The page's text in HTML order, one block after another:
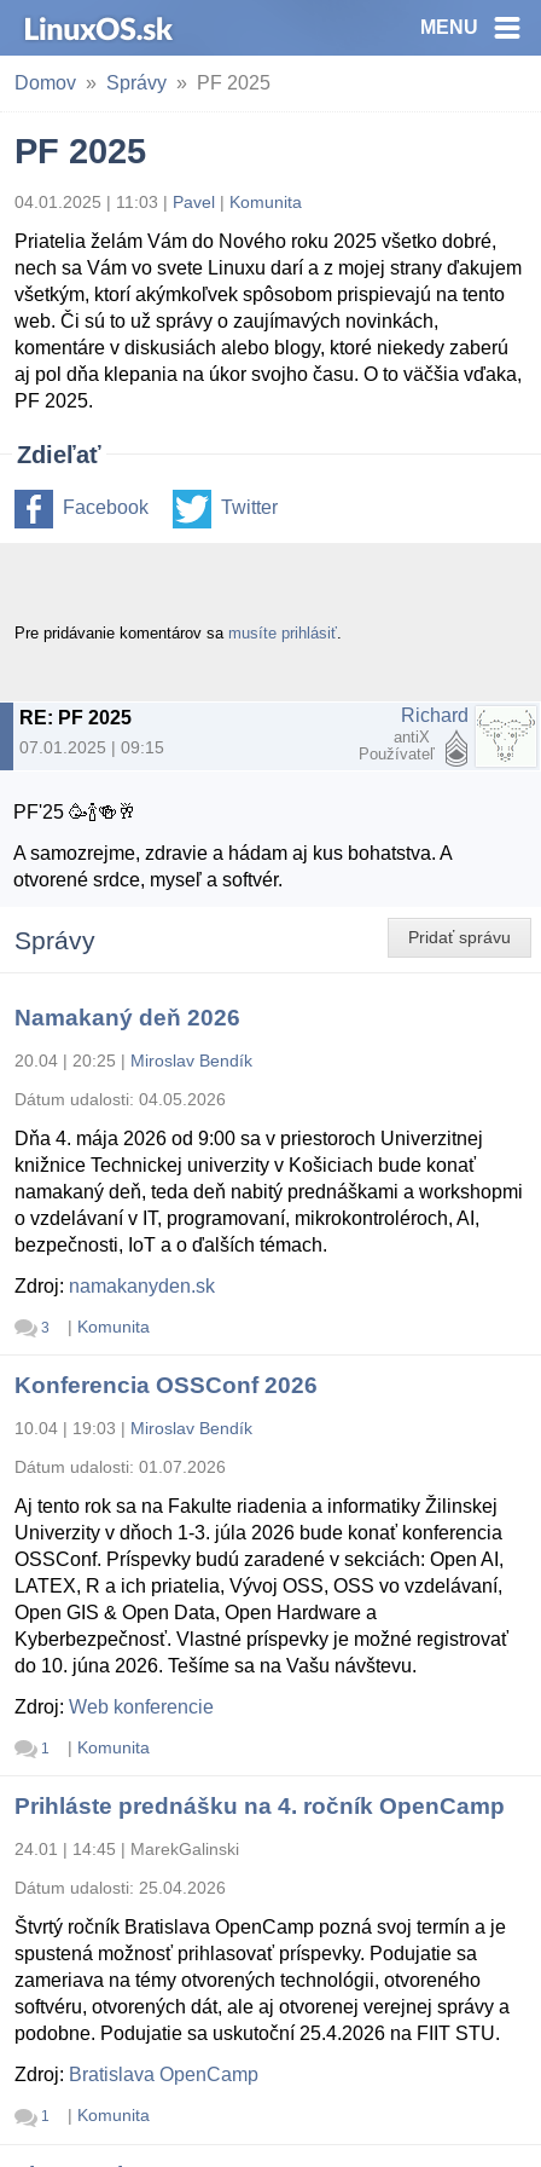
MENU
Domov Správy PF 2025
PF 2025
04.01.2025 | 11:03 | Pavel | Komunita
Priatelia želám Vám do Nového roku 2025 všetko dobré,
nech sa Vám vo svete Linuxu darí a z mojej strany ďakujem
všetkým, ktorí akýmkoľvek spôsobom prispievajú na tento
web. Či sú to už správy o zaujímavých novinkách,
komentáre v diskusiách alebo blogy, ktoré niekedy zaberú
aj pol dňa klepania na úkor svojho času. O to väčšia vďaka,
PF 2025.
Zdieľať
Facebook Twitter
Pre pridávanie komentárov sa musíte prihlásiť
RE: PF 2025
07.01.2025 | 09:15
Richard
antiX
Používateľ
PF'25 🥳🍾🍻🥂
A samozrejme, zdravie a hádam aj kus bohatstva. A
otvorené srdce, myseľ a softvér.
Pridať správu
Správy
Namakaný deň 2026
20.04 | 20:25 | Miroslav Bendík
Dátum udalosti: 04.05.2026
Dňa 4. mája 2026 od 9:00 sa v priestoroch Univerzitnej
knižnice Technickej univerzity v Košiciach bude konať
namakaný deň, teda deň nabitý prednáškami a workshopmi
o vzdelávaní v IT, programovaní, mikrokontroléroch, AI,
bezpečnosti, IoT a o ďalších témach.
Zdroj: namakanyden.sk
3 | Komunita
Konferencia OSSConf 2026
10.04 | 19:03 | Miroslav Bendík
Dátum udalosti: 01.07.2026
Aj tento rok sa na Fakulte riadenia a informatiky Žilinskej
Univerzity v dňoch 1-3. júla 2026 bude konať konferencia
OSSConf. Príspevky budú zaradené v sekciách: Open AI,
LATEX, R a ich priatelia, Vývoj OSS, OSS vo vzdelávaní,
Open GIS & Open Data, Open Hardware a
Kyberbezpečnosť. Vlastné príspevky je možné registrovať
do 10. júna 2026. Tešíme sa na Vašu návštevu.
Zdroj: Web konferencie
1 | Komunita
Prihláste prednášku na 4. ročník OpenCamp
24.01 | 14:45 | MarekGalinski
Dátum udalosti: 25.04.2026
Štvrtý ročník Bratislava OpenCamp pozná svoj termín a je
spustená možnosť prihlasovať príspevky. Podujatie sa
zameriava na témy otvorených technológii, otvoreného
softvéru, otvorených dát, ale aj otvorenej verejnej správy a
podobne. Podujatie sa uskutoční 25.4.2026 na FIIT STU.
Zdroj: Bratislava OpenCamp
1 | Komunita